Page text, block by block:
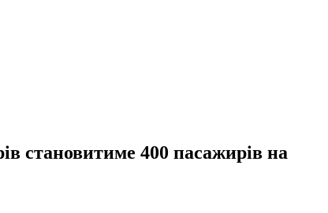
становитиме 400 пасажирів на